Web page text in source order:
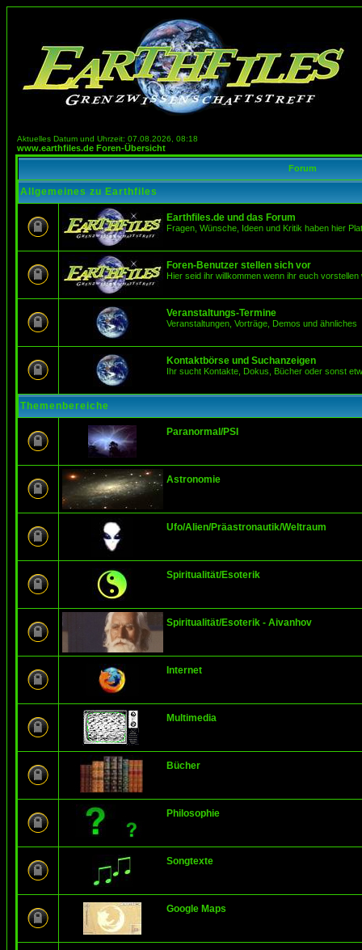
Aktuelles Datum und Uhrzeit: 07.08.2026, 08:18
www.earthfiles.de Foren-Übersicht
Forum
Allgemeines zu Earthfiles
Earthfiles.de und das Forum
Fragen, Wünsche, Ideen und Kritik haben hier
Foren-Benutzer stellen sich vor
Hier seid ihr willkommen wenn ihr euch vorstellen
Veranstaltungs-Termine
Veranstaltungen, Vorträge, Demos und ähnliches
Kontaktbörse und Suchanzeigen
Ihr sucht Kontakte, Dokus, Bücher oder sonst
Themenbereiche
Paranormal/PSI
Astronomie
Ufo/Alien/Präastronautik/Weltraum
Spiritualität/Esoterik
Spiritualität/Esoterik - Aivanhov
Internet
Multimedia
Bücher
Philosophie
Songtexte
Google Maps